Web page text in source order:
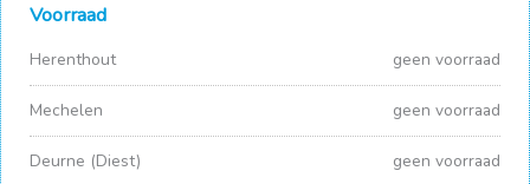
Voorraad
Herenthout geen voorraad
Mechelen geen voorraad
Deurne (Diest) geen voorraad